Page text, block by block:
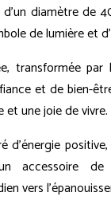
d'un diamètre de
de lumière et
transformée par
et de bien-
une joie de vivre.
d'énergie
accessoire
vers